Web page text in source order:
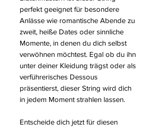
perfekt geeignet für besondere
Anlässe wie romantische Abende zu
zweit, heiße Dates oder sinnliche
Momente, in denen du dich selbst
verwöhnen möchtest. Egal ob du ihn
unter deiner Kleidung trägst oder als
verführerisches Dessous
präsentierst, dieser String wird dich
in jedem Moment strahlen lassen.
Entscheide dich jetzt für diesen